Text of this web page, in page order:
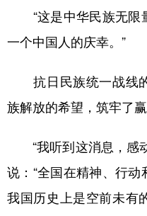
“这是中华民族无限
一个中国人的庆幸。”
抗日民族统一战线的
族解放的希望，筑牢了
“我听到这消息，感动
说：“全国在精神、行
我国历史上是空前未有